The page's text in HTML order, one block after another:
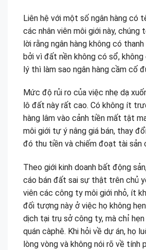
Liên hệ với một số ngân hàng có
các nhân viên môi giới này,
lời rằng ngân hàng không có
bởi vì đất nền không có sổ,
lý thì làm sao ngân hàng cầm cố
Mức độ rủi ro của việc nhẹ dạ
lô đất này rất cao. Có không ít
hàng lâm vào cảnh tiền mất tật
môi giới tự ý nâng giá bán, thay
đó thu tiền và chiếm đoạt tài sản
Theo giới kinh doanh bất động
cáo bán đất sai sự thật trên chủ
viên các công ty môi giới nhỏ, ít
đối tượng này ở việc họ không
dịch tại trụ sở công ty, mà chỉ
quán càphê. Khi hỏi về dự án, họ
lòng vòng và không nói rõ về tính